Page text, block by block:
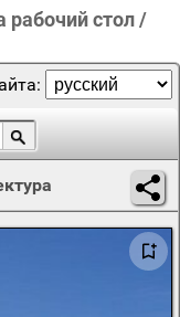
рабочий стол /